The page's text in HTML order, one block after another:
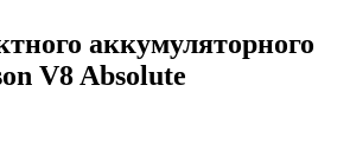
аккумуляторного
V8 Absolute